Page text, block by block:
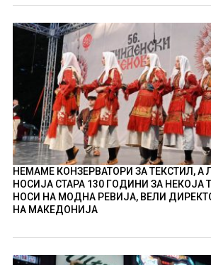
НЕМАМЕ КОНЗЕРВАТОРИ ЗА ТЕКСТИЛ, А
НОСИЈА СТАРА 130 ГОДИНИ ЗА НЕКОЈА
НОСИ НА МОДНА РЕВИЈА, ВЕЛИ
НА МАКЕДОНИЈА